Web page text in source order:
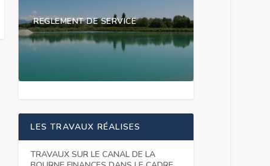
REGLEMENT DE SERVICE
LES TRAVAUX RÉALISES
TRAVAUX SUR LE CANAL DE LA